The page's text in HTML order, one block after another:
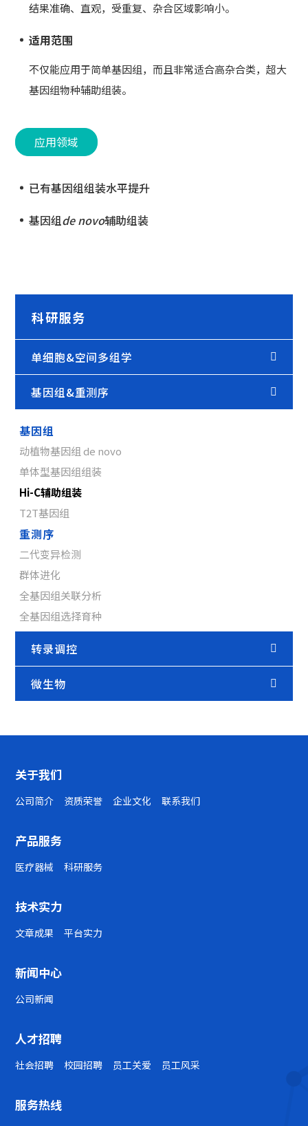
结果准确、直观，受重复、杂合区域影响小。
适用范围
不仅能应用于简单基因组，而且非常适合高杂合类，超大
基因组物种辅助组装。
应用领域
已有基因组组装水平提升
基因组de novo辅助组装
科研服务
单细胞&空间多组学
基因组&重测序
基因组
动植物基因组 de novo
单体型基因组组装
Hi-C辅助组装
T2T基因组
重测序
二代变异检测
群体进化
全基因组关联分析
全基因组选择育种
转录调控
微生物
关于我们
公司简介 资质荣誉 企业文化 联系我们
产品服务
医疗器械 科研服务
技术实力
文章成果 平台实力
新闻中心
公司新闻
人才招聘
社会招聘 校园招聘 员工关爱 员工风采
服务热线